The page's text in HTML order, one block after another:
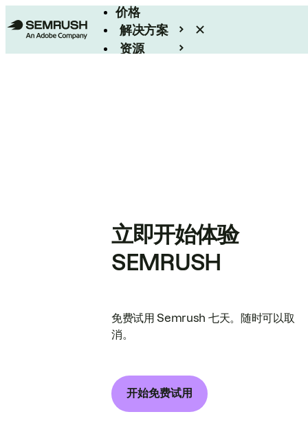
价格
解决方案
资源
立即开始体验
SEMRUSH
免费试用 Semrush 七天。随时可以取
消。
开始免费试用